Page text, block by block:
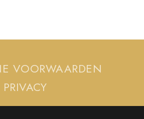
VOORWAARDEN
PRIVACY